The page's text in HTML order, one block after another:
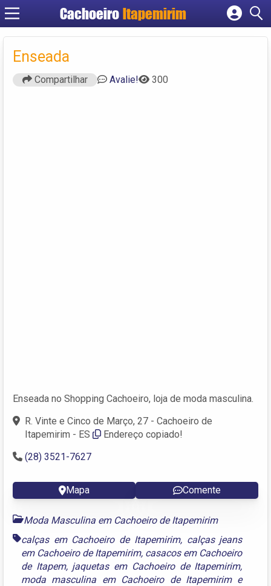
Cachoeiro Itapemirim
Cadastrar empresa
Enseada
Compartilhar Avalie! 300
Enseada no Shopping Cachoeiro, loja de moda masculina.
R. Vinte e Cinco de Março, 27 - Cachoeiro de
Itapemirim - ES
Endereço copiado!
(28) 3521-7627
Mapa Comente
Moda Masculina em Cachoeiro de Itapemirim
calças em Cachoeiro de Itapemirim, calças jeans
em Cachoeiro de Itapemirim, casacos em Cachoeiro
de Itapem, jaquetas em Cachoeiro de Itapemirim,
moda masculina em Cachoeiro de Itapemirime